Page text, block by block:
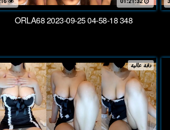
ORLA68 2023-09-25 04-58-18 348
دقة عالية